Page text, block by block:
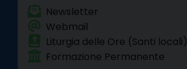
Newsletter
Webmail
Liturgia delle Ore (Santi locali)
Formazione Permanente